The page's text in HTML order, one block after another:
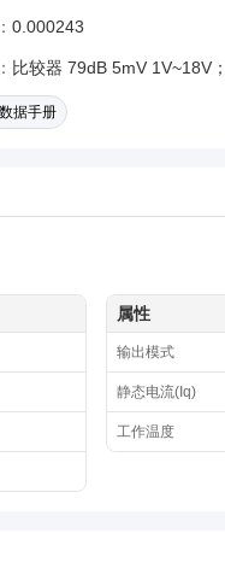
0.000243
比较器 79dB 5mV 1V~18V
数据手册
属性
输出模式
静态电流(Iq)
工作温度